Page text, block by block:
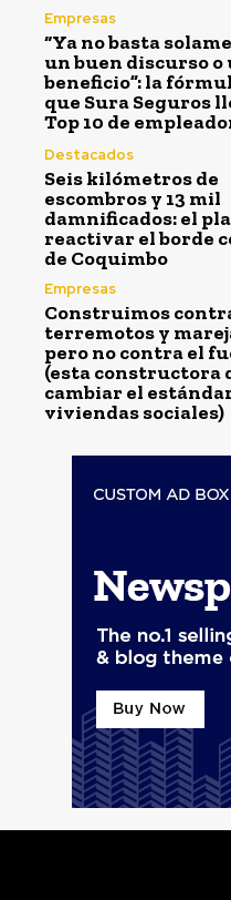
Empresas
“Ya no basta
un buen discurso o
beneficio”: la
que Sura Seguros
Top 10 de
Destacados
Seis kilómetros de
escombros y 13 mil
damnificados: el
reactivar el borde
de Coquimbo
Empresas
Construimos
terremotos y
pero no contra el
(esta constructora
cambiar el
viviendas sociales)